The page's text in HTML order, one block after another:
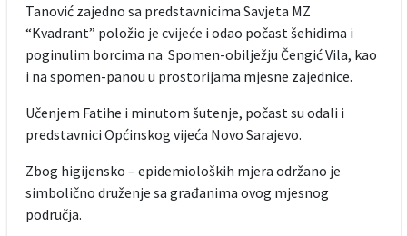
Tanović zajedno sa predstavnicima Savjeta MZ
“Kvadrant” položio je cvijeće i odao počast šehidima i
poginulim borcima na Spomen-obilježju Čengić Vila, kao
i na spomen-panou u prostorijama mjesne zajednice.
Učenjem Fatihe i minutom šutenje, počast su odali i
predstavnici Općinskog vijeća Novo Sarajevo.
Zbog higijensko – epidemioloških mjera održano je
simbolično druženje sa građanima ovog mjesnog
područja.